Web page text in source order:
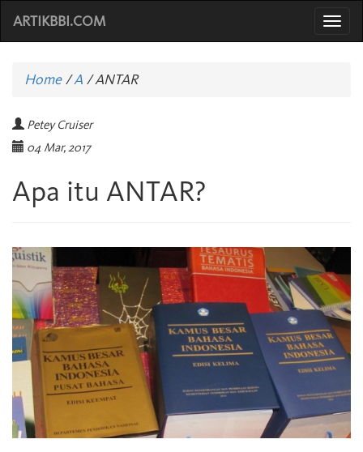
ARTIKBBI.COM
Home/A /ANTAR
Petey Cruiser
04 Mar, 2017
Apa itu ANTAR?